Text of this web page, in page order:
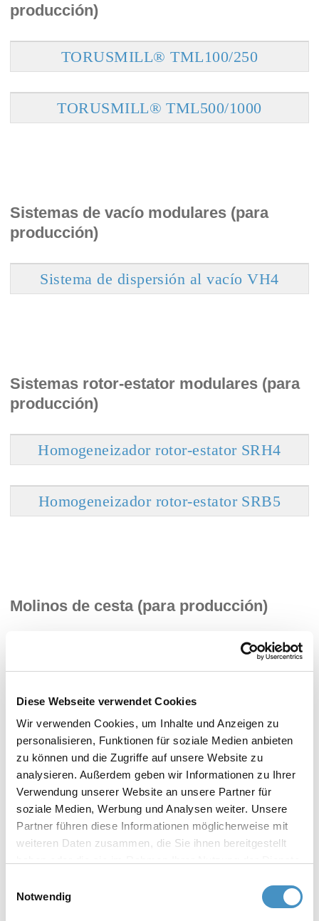
Diese Webseite verwendet Cookies
Wir verwenden Cookies, um Inhalte und Anzeigen zu
personalisieren, Funktionen für soziale Medien anbieten
zu können und die Zugriffe auf unsere Website zu
analysieren. Außerdem geben wir Informationen zu Ihrer
Verwendung unserer Website an unsere Partner für
soziale Medien, Werbung und Analysen weiter. Unsere
Partner führen diese Informationen möglicherweise mit
weiteren Daten zusammen, die Sie ihnen bereitgestellt
unsererDatenschutzerklärung Impressum
Notwendig
producción)
TORUSMILL® TML100/250
TORUSMILL® TML500/1000
Sistemas de vacío modulares (para
producción)
Sistema de dispersión al vacío VH4
Sistemas rotor-estator modulares (para
producción)
Homogeneizador rotor-estator SRH4
Homogeneizador rotor-estator SRB5
Molinos de cesta (para producción)
Molino de cesta TORUSMILL® SK4
Molino de cesta TORUSMILL® SK5
Molino de cesta TORUSMILL® SK6
Molinos de cesta ATEX (para